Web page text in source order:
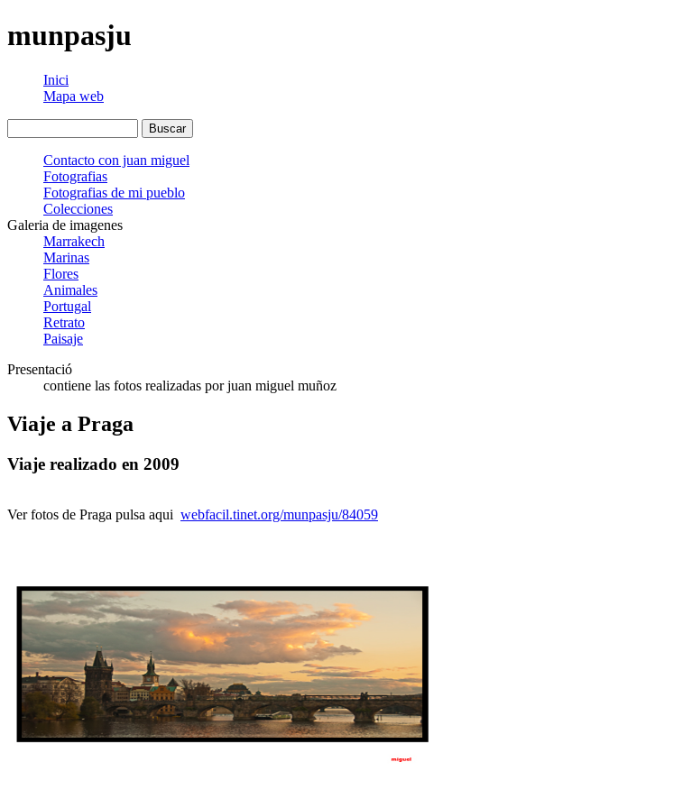
munpasju
Inici
Mapa web
Contacto con juan miguel
Fotografias
Fotografias de mi pueblo
Colecciones
Galeria de imagenes
Marrakech
Marinas
Flores
Animales
Portugal
Retrato
Paisaje
Presentació
contiene las fotos realizadas por juan miguel muñoz
Viaje a Praga
Viaje realizado en 2009
Ver fotos de Praga pulsa aqui webfacil.tinet.org/munpasju/84059